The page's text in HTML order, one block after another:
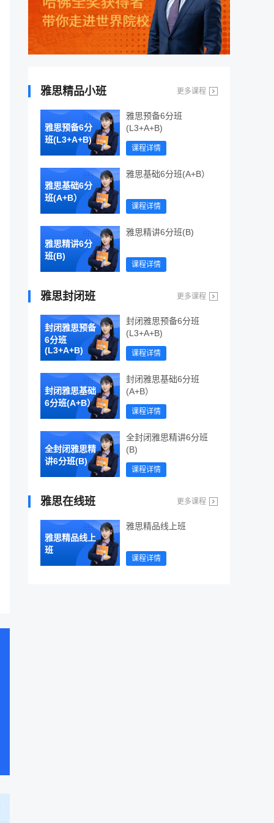
雅思精品小班 更多课程
雅思预备6分
班(L3+A+B)
雅思预备6分班
(L3+A+B)
课程详情
雅思基础6分
班(A+B）
雅思基础6分班(A+B）
课程详情
雅思精讲6分
班(B)
雅思精讲6分班(B)
课程详情
雅思封闭班 更多课程
封闭雅思预备
6分班
(L3+A+B)
封闭雅思预备6分班
(L3+A+B)
课程详情
封闭雅思基础
6分班(A+B）
封闭雅思基础6分班
(A+B）
课程详情
全封闭雅思精
讲6分班(B)
全封闭雅思精讲6分班
(B)
课程详情
雅思在线班 更多课程
雅思精品线上
班
雅思精品线上班
课程详情